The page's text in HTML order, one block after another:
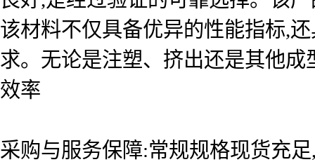
该材料不仅具备优异的性能指标,
求。无论是注塑、挤出还是其他
效率
采购与服务保障:常规规格现货充